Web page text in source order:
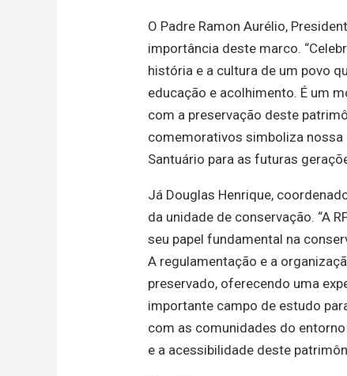
O Padre Ramon Aurélio,
importância deste marco.
história e a cultura de um povo
educação e acolhimento. É um
com a preservação deste
comemorativos simboliza nossa
Santuário para as futuras
Já Douglas Henrique,
da unidade de conservação. “A
seu papel fundamental na
A regulamentação e a
preservado, oferecendo uma
importante campo de estudo
com as comunidades do
e a acessibilidade deste